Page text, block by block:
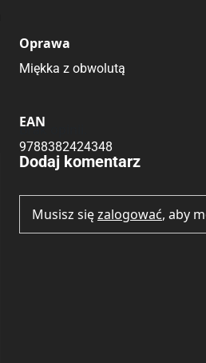
Submit Rating
Submit Rating
Oprawa
Miękka z obwolutą
EAN
9788382424348
Brak opinii.
Dodaj komentarz
Musisz sięzalogować, aby